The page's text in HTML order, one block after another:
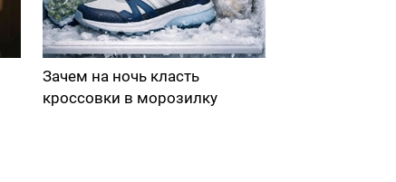
Зачем на ночь класть
кроссовки в морозилку